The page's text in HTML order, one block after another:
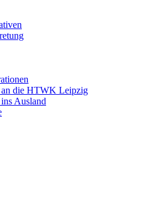
an die HTWK Leipzig
Ausland